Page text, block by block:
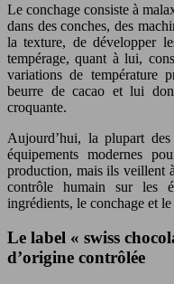
Le conchage consiste à
dans des conches, des
la texture, de développer
tempérage, quant à lui,
variations de température
beurre de cacao et lui
croquante.
Aujourd’hui, la plupart
équipements modernes
production, mais ils veillent
contrôle humain sur les
ingrédients, le conchage et le
Le label « swiss
d’origine contrôlée